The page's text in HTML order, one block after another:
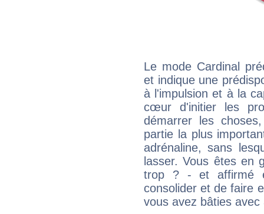
Le mode Cardinal
et indique une
à l'impulsion et à la
cœur d'initier les
démarrer les
partie la plus
adrénaline, sans
lasser. Vous êtes en
trop ? - et affirmé
consolider et de faire
vous avez bâties avec